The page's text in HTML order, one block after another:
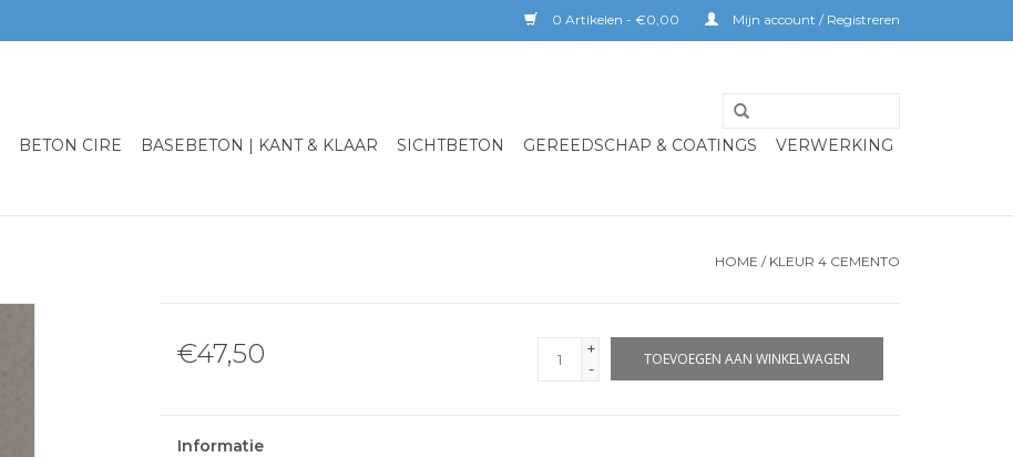
0 Artikelen - €0,00 Mijn account / Registreren
BETON CIRE BASEBETON | KANT & KLAAR SICHTBETON GEREEDSCHAP & COATINGS VERWERKING
HOME / KLEUR 4 CEMENTO
€47,50
+
-
TOEVOEGEN AAN WINKELWAGEN
Informatie